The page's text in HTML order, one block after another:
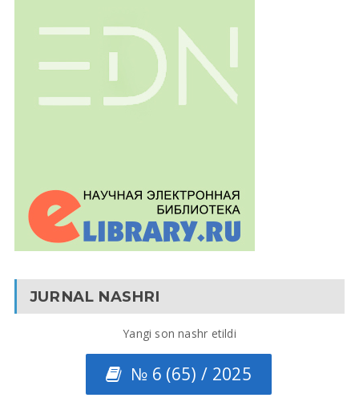
JURNAL NASHRI
Yangi son nashr etildi
№ 6 (65) / 2025